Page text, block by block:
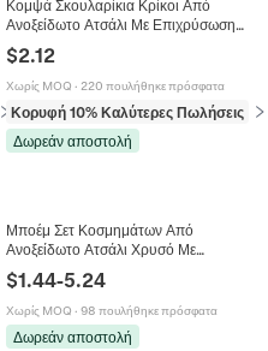
σε Βραχιόλια
Κομψά Σκουλαρίκια Κρίκοι Από
Ανοξείδωτο Ατσάλι Με Επιχρύσωση
18K Και Λαμπερό Στρογγυλό
Μενταγιόν Ζιργκόν Κοσμήματα
$2.12
Χωρίς MOQ · 220 πουλήθηκε πρόσφατα
Κορυφή 10% Καλύτερες Πωλήσεις
Δωρεάν αποστολή
Μποέμ Σετ Κοσμημάτων Από
Ανοξείδωτο Ατσάλι Χρυσό Με
Πολύχρωμες Χάντρες Κολιέ Βραχιόλι
Αστραγάλου Γυναικείο
$1.44-5.24
Χωρίς MOQ · 98 πουλήθηκε πρόσφατα
Δωρεάν αποστολή